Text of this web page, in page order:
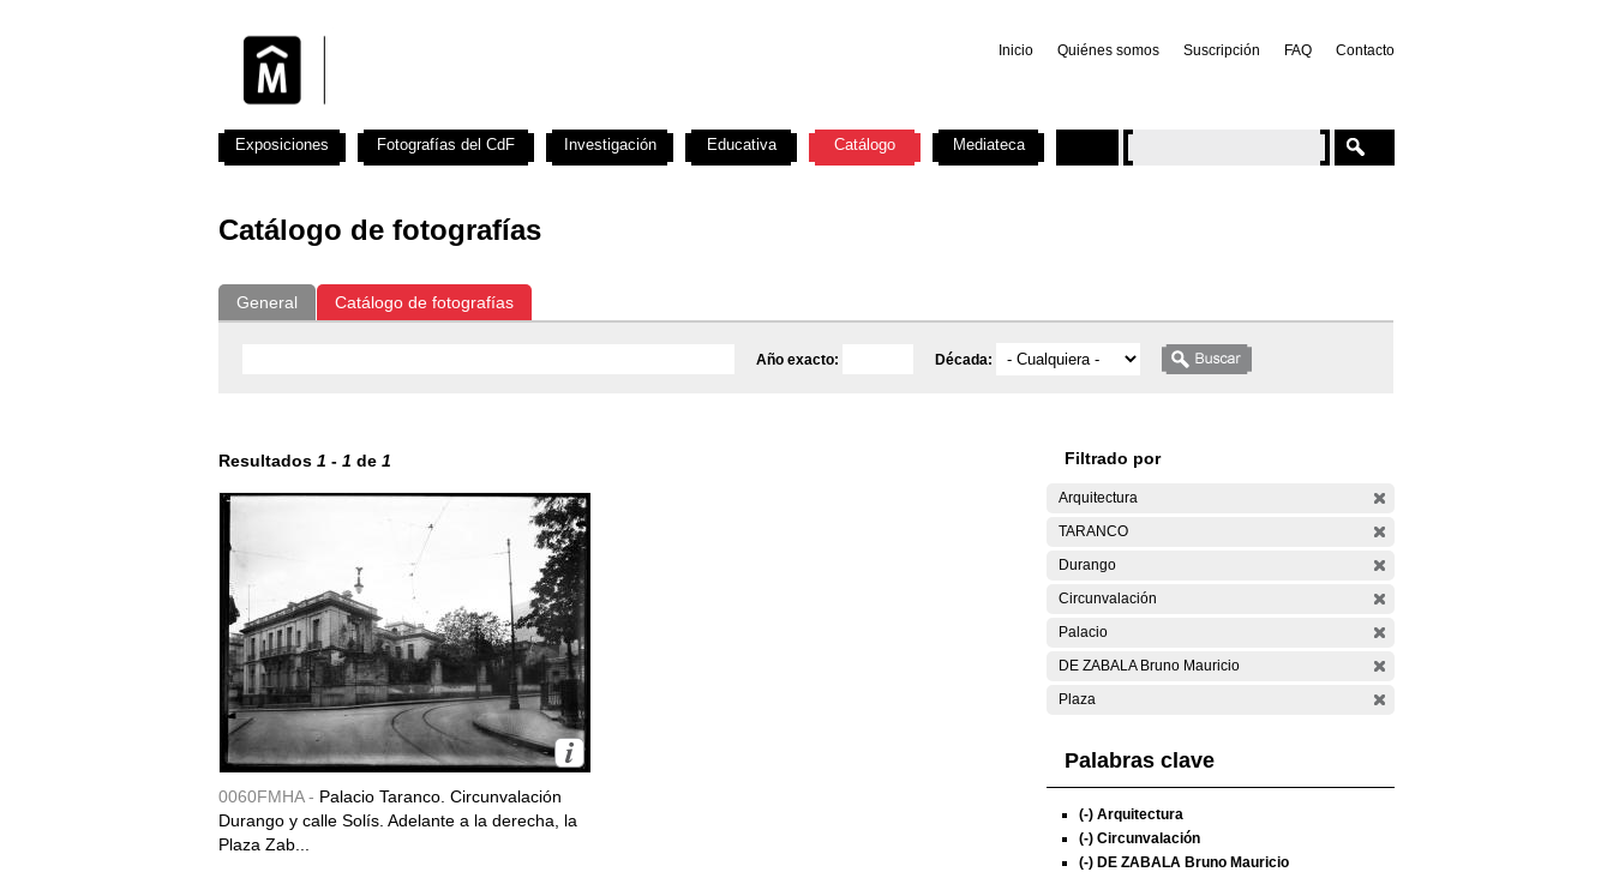
Inicio Quiénes somos Suscripción FAQ Contacto
Catálogo de fotografías
General Catálogo de fotografías
Año exacto: Década:
Resultados 1 - 1 de 1
0060FMHA - Palacio Taranco. Circunvalación
Durango y calle Solís. Adelante a la derecha, la
Plaza Zab...
Filtrado por
Arquitectura
TARANCO
Durango
Circunvalación
Palacio
DE ZABALA Bruno Mauricio
Plaza
Palabras clave
(-) Arquitectura
(-) Circunvalación
(-) DE ZABALA Bruno Mauricio
Exposiciones Fotografías del CdF Investigación Educativa Catálogo Mediateca